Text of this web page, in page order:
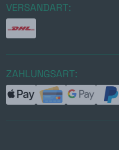
VERSANDART:
ZAHLUNGSART: